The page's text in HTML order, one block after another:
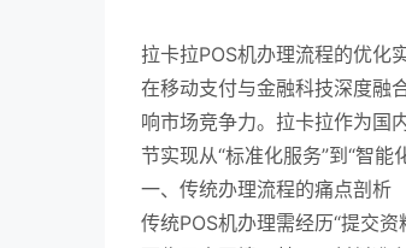
拉卡拉POS机办理流程的优化
在移动支付与金融科技深度融
响市场竞争力。拉卡拉作为国
节实现从“标准化服务”到“智
一、传统办理流程的痛点剖析
传统POS机办理需经历“提交